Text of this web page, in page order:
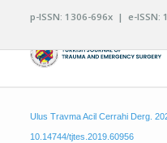
p-ISSN: 1306-696x | e-ISSN:
Ulus Travma Acil Cerrahi Derg.
10.14744/tjtes.2019.60956